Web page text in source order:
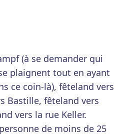
(à se demander qui
plaignent tout en ayant
ce coin-là), fêteland vers
Bastille, fêteland vers
vers la rue Keller.
de moins de 25